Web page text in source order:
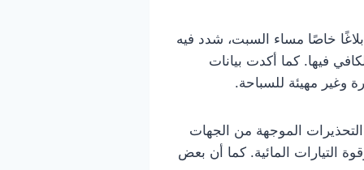
خاصًا مساء السبت، شدد فيه
فيها. كما أكدت بيانات
وغير مهيئة للسباحة.
الموجهة من الجهات
التيارات المائية. كما أن بعض